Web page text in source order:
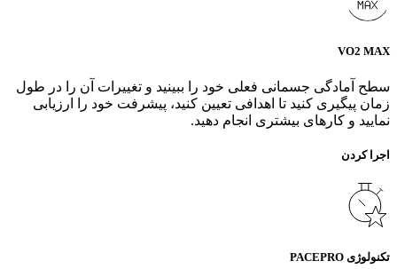
VO2 MAX
سطح آمادگی جسمانی فعلی خود را ببینید و تغییرات آن را در طول
زمان پیگیری کنید تا اهدافی تعیین کنید، پیشرفت خود را ارزیابی
نمایید و کارهای بیشتری انجام دهید.
اجرا کردن
تکنولوژی PACEPRO